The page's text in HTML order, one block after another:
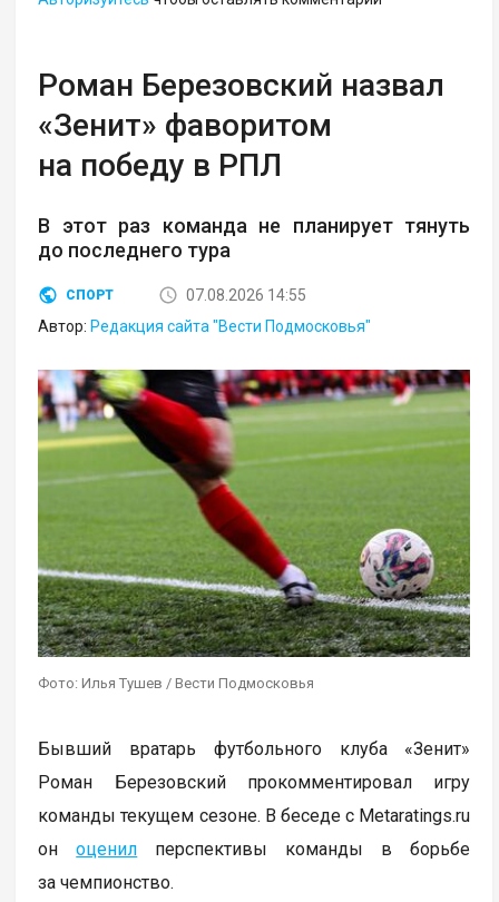
Роман Березовский назвал
«Зенит» фаворитом
на победу в РПЛ
В этот раз команда не планирует тянуть
до последнего тура
СПОРТ
07.08.2026 14:55
Автор: Редакция сайта "Вести Подмосковья"
Фото: Илья Тушев / Вести Подмосковья
Бывший вратарь футбольного клуба «Зенит»
Роман Березовский прокомментировал игру
команды текущем сезоне. В беседе с Metaratings.ru
оноценил перспективы команды в борьбе
за чемпионство.